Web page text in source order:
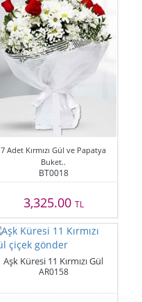
7 Adet Kırmızı Gül ve Papatya
Buket..
BT0018
3,325.00 TL
Aşk Küresi 11 Kırmızı Gül
AR0158